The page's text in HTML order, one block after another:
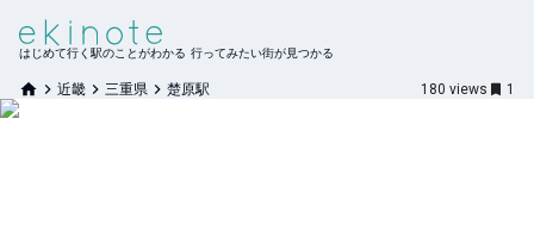
はじめて行く駅のことがわかる 行ってみたい街が見つかる
近畿 三重県 楚原駅 180 views 1